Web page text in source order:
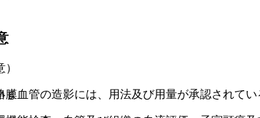
血管の造影には、用法及び用量が承認されてい
ｇ